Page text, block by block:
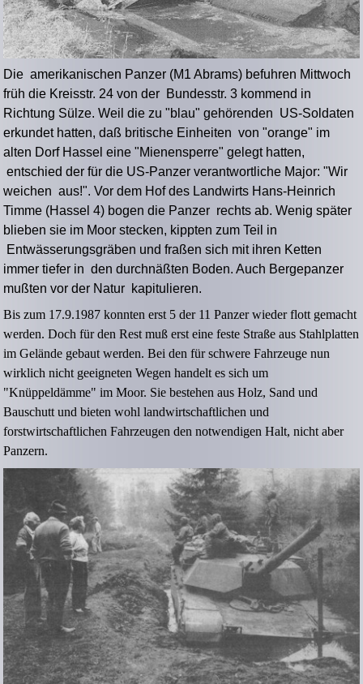
Die amerikanischen Panzer (M1 Abrams) befuhren Mittwoch
früh die Kreisstr. 24 von der Bundesstr. 3 kommend in
Richtung Sülze. Weil die zu "blau" gehörenden US-Soldaten
erkundet hatten, daß britische Einheiten von "orange" im
alten Dorf Hassel eine "Mienensperre" gelegt hatten,
entschied der für die US-Panzer verantwortliche Major: "Wir
weichen aus!". Vor dem Hof des Landwirts Hans-Heinrich
Timme (Hassel 4) bogen die Panzer rechts ab. Wenig später
blieben sie im Moor stecken, kippten zum Teil in
Entwässerungsgräben und fraßen sich mit ihren Ketten
immer tiefer in den durchnäßten Boden. Auch Bergepanzer
mußten vor der Natur kapitulieren.
Bis zum 17.9.1987 konnten erst 5 der 11 Panzer wieder flott gemacht
werden. Doch für den Rest muß erst eine feste Straße aus Stahlplatten
im Gelände gebaut werden. Bei den für schwere Fahrzeuge nun
wirklich nicht geeigneten Wegen handelt es sich um
"Knüppeldämme" im Moor. Sie bestehen aus Holz, Sand und
Bauschutt und bieten wohl landwirtschaftlichen und
forstwirtschaftlichen Fahrzeugen den notwendigen Halt, nicht aber
Panzern.